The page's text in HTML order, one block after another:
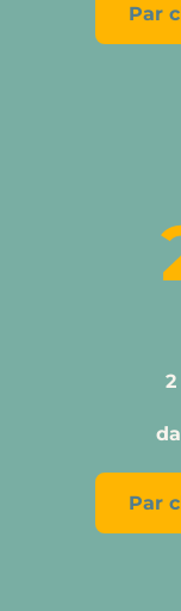
Par
Par